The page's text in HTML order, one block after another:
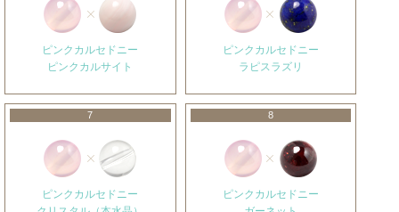
ピンクカルセドニー
ピンクカルサイト
ピンクカルセドニー
ラピスラズリ
7
ピンクカルセドニー
8
ピンクカルセドニー